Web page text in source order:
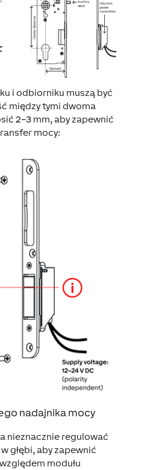
i odbiorniku muszą być
między tymi dwoma
2–3 mm, aby zapewnić
mocy:
nadajnika mocy
nieznacznie regulować
głębi, aby zapewnić
modułu